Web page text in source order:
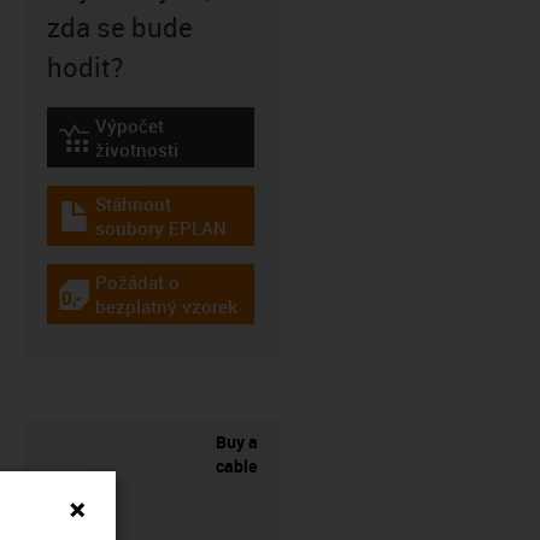
zda se bude
hodit?
igus-icon-lebensdauerrechner
Výpočet
životnosti
igus-icon-download-plan
Stáhnout
soubory EPLAN
igus-icon-gratismuster
Požádat o
bezplatný vzorek
Buy a
cable